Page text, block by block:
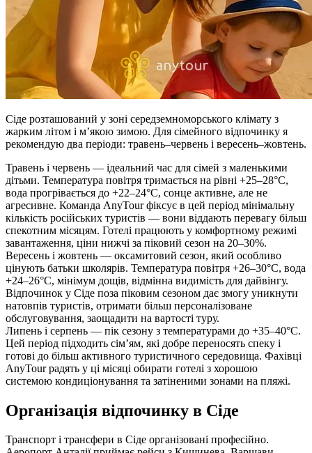
Сіде розташований у зоні середземноморського клімату з
жарким літом і м’якою зимою. Для сімейного відпочинку я
рекомендую два періоди: травень–червень і вересень–жовтень.
Травень і червень — ідеальний час для сімей з маленькими
дітьми. Температура повітря тримається на рівні +25–28°C,
вода прогрівається до +22–24°C, сонце активне, але не
агресивне. Команда AnyTour фіксує в цей період мінімальну
кількість російських туристів — вони віддають перевагу більш
спекотним місяцям. Готелі працюють у комфортному режимі
завантаження, ціни нижчі за піковий сезон на 20–30%.
Вересень і жовтень — оксамитовий сезон, який особливо
цінують батьки школярів. Температура повітря +26–30°C, вода
+24–26°C, мінімум дощів, відмінна видимість для дайвінгу.
Відпочинок у Сіде поза піковим сезоном дає змогу уникнути
натовпів туристів, отримати більш персоналізоване
обслуговування, заощадити на вартості туру.
Липень і серпень — пік сезону з температурами до +35–40°C.
Цей період підходить сім’ям, які добре переносять спеку і
готові до більш активного туристичного середовища. Фахівці
AnyTour радять у ці місяці обирати готелі з хорошою
системою кондиціонування та затіненими зонами на пляжі.
Організація відпочинку в Сіде
Транспорт і трансфери в Сіде організовані професійно.